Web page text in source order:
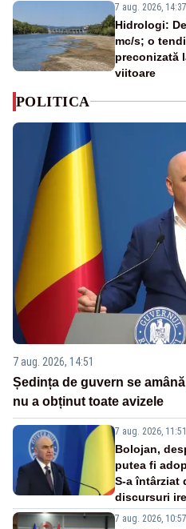
7 aug. 2026, 14:37
Hidrologi:
mc/s; o
preconizată
viitoare
POLITICA
7 aug. 2026, 14:51
Ședința de guvern se
nu a obținut toate avizele
7 aug. 2026, 11:51
Bolojan,
putea fi
S-a întârziat
discursuri
7 aug. 2026, 10:57